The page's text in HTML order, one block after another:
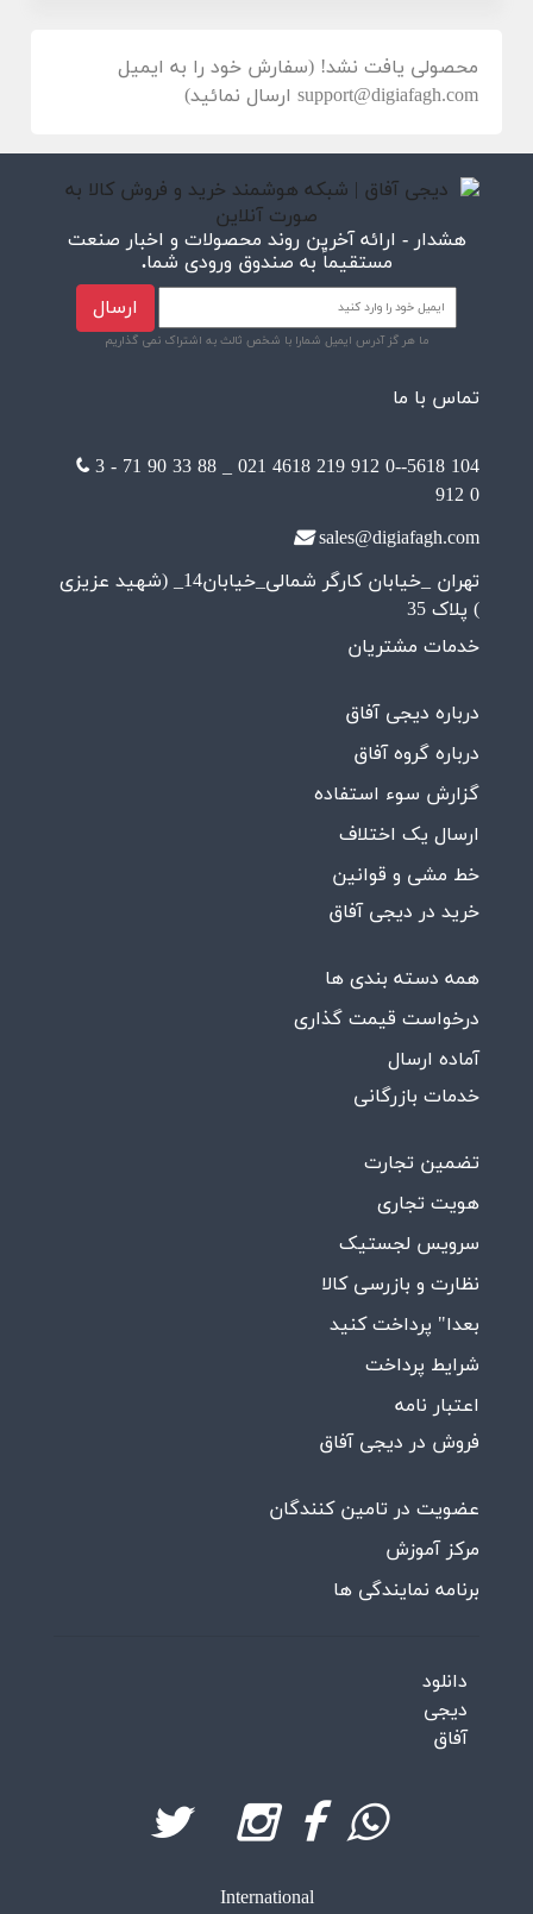
محصولی یافت نشد! (سفارش خود را به ایمیل
support@digiafagh.com ارسال نمائید)
هشدار - ارائه آخرین روند محصولات و اخبار صنعت
مستقیماً به صندوق ورودی شما.
ارسال
ما هر گز آدرس ایمیل شمارا با شخص ثالث به اشتراک نمی گذاریم
تماس با ما
3 - 71 90 33 88 _ 021 4618 219 912 0--5618 104
912 0
sales@digiafagh.com
تهران _خیابان کارگر شمالی_خیابان14_ (شهید عزیزی
) پلاک 35
خدمات مشتریان
درباره دیجی آفاق
درباره گروه آفاق
گزارش سوء استفاده
ارسال یک اختلاف
خط مشی و قوانین
خرید در دیجی آفاق
همه دسته بندی ها
درخواست قیمت گذاری
آماده ارسال
خدمات بازرگانی
تضمین تجارت
هویت تجاری
سرویس لجستیک
نظارت و بازرسی کالا
بعدا" پرداخت کنید
شرایط پرداخت
اعتبار نامه
فروش در دیجی آفاق
عضویت در تامین کنندگان
مرکز آموزش
برنامه نمایندگی ها
دانلود
دیجی
آفاق
International